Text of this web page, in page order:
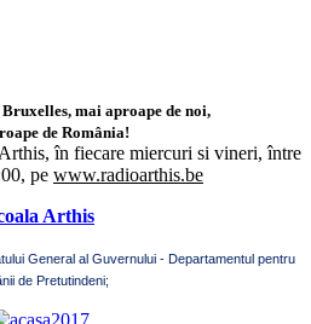
mai aproape de noi,
de România!
în fiecare miercuri si vineri, între
pe www.radioarthis.be
Arthis
General al Guvernului - Departamentul pentru
de Pretutindeni;